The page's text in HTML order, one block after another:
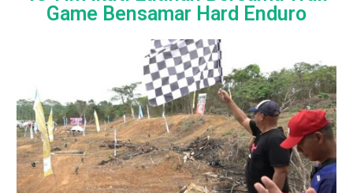
Game Bensamar Hard Enduro